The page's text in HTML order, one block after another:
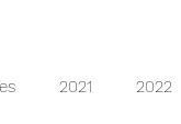
2021 2022